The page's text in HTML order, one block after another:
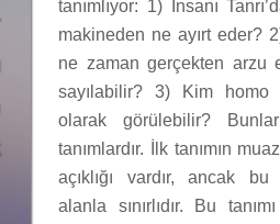
tanımlıyor: 1) İnsanı
makineden ne ayırt eder?
ne zaman gerçekten arzu
sayılabilir? 3) Kim
olarak görülebilir?
tanımlardır. İlk tanımın
açıklığı vardır, ancak bu
alanla sınırlıdır. Bu